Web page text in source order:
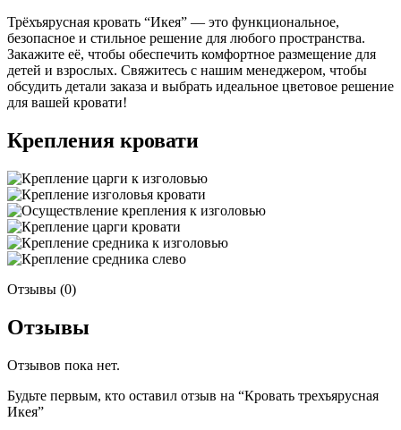
Трёхъярусная кровать “Икея” — это функциональное,
безопасное и стильное решение для любого пространства.
Закажите её, чтобы обеспечить комфортное размещение для
детей и взрослых. Свяжитесь с нашим менеджером, чтобы
обсудить детали заказа и выбрать идеальное цветовое решение
для вашей кровати!
Крепления кровати
Отзывы (0)
Отзывы
Отзывов пока нет.
Будьте первым, кто оставил отзыв на “Кровать трехъярусная
Икея”